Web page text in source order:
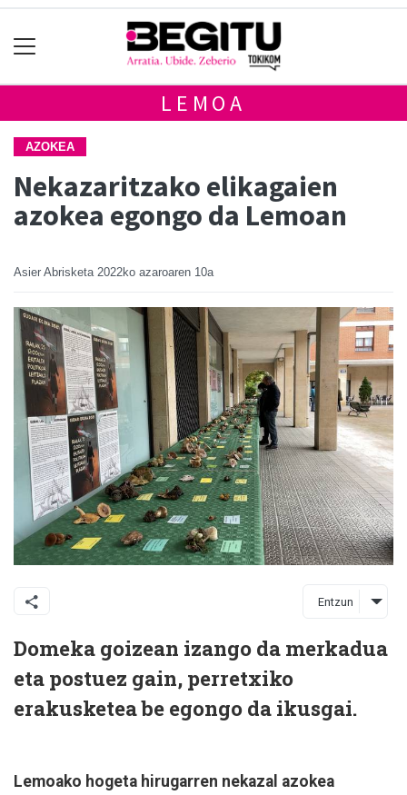
LEMOA
AZOKEA
Nekazaritzako elikagaien
azokea egongo da Lemoan
Asier Abrisketa 2022ko azaroaren 10a
Entzun
Domeka goizean izango da merkadua
eta postuez gain, perretxiko
erakusketea be egongo da ikusgai.
Lemoako hogeta hirugarren nekazal azokea